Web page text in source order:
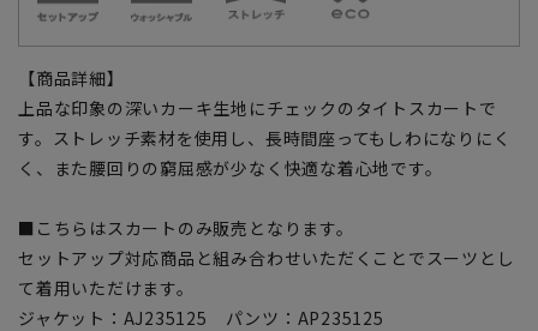
【商品詳細】
上品な印象の深いカーキ生地にチェックのタイトスカートで
す。ストレッチ素材を使用し、長時間座ってもしわになりにく
く、また腰回りの窮屈感が少なく快適な着心地です。
■こちらはスカートのみ販売となります。
セットアップ対応商品と組み合わせいただくことでスーツとし
て着用いただけます。
ジャケット：AJ235125 パンツ：AP235125